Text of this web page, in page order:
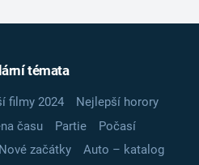
témata
filmy 2024
Nejlepší horory
času Partie
Počasí
začátky
Auto – katalog